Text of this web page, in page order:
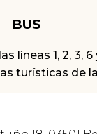
BUS
líneas 1, 2,
turísticas de